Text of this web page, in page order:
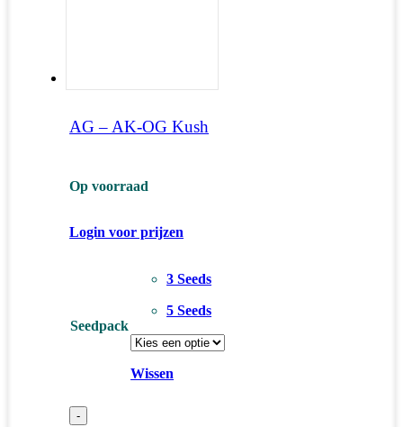
AG – AK-OG Kush
Op voorraad
Login voor prijzen
Seedpack
3 Seeds
5 Seeds
Wissen
-